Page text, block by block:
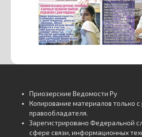
Приозерские Ведомости Ру
Копирование материалов только
правообладателя.
Зарегистрировано Федеральной
сфере связи, информационных